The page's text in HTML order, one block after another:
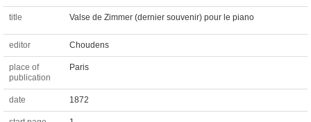
title Valse de Zimmer (dernier souvenir) pour le piano
editor Choudens
place of
publication
Paris
date 1872